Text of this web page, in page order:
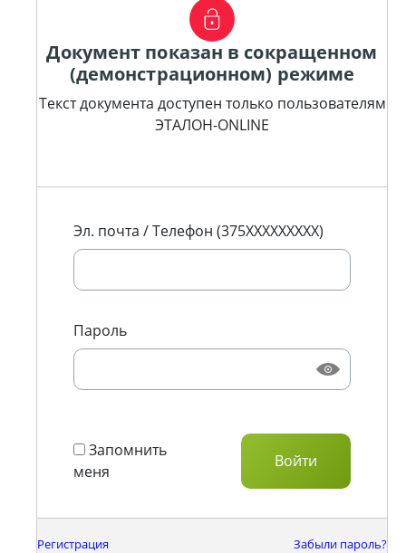
Документ показан в сокращенном
(демонстрационном) режиме
Текст документа доступен только пользователям
ЭТАЛОН-ONLINE
Эл. почта / Телефон (375XXXXXXXXX)
Пароль
Запомнить
меня
Регистрация Забыли пароль?